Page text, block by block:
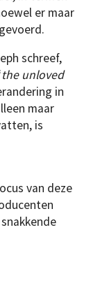
er maar
schreef,
the unloved
in
maar
is
van deze